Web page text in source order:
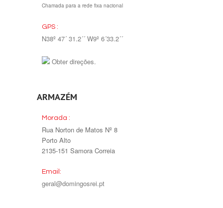
Chamada para a rede fixa nacional
GPS :
N38º 47´ 31.2´´ W9º 6´33.2´´
Obter direções.
ARMAZÉM
Morada :
Rua Norton de Matos Nº 8
Porto Alto
2135-151 Samora Correia
Email:
geral@domingosrei.pt